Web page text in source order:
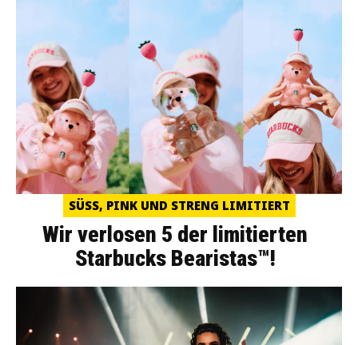
SÜSS, PINK UND STRENG LIMITIERT
Wir verlosen 5 der limitierten
Starbucks Bearistas™!